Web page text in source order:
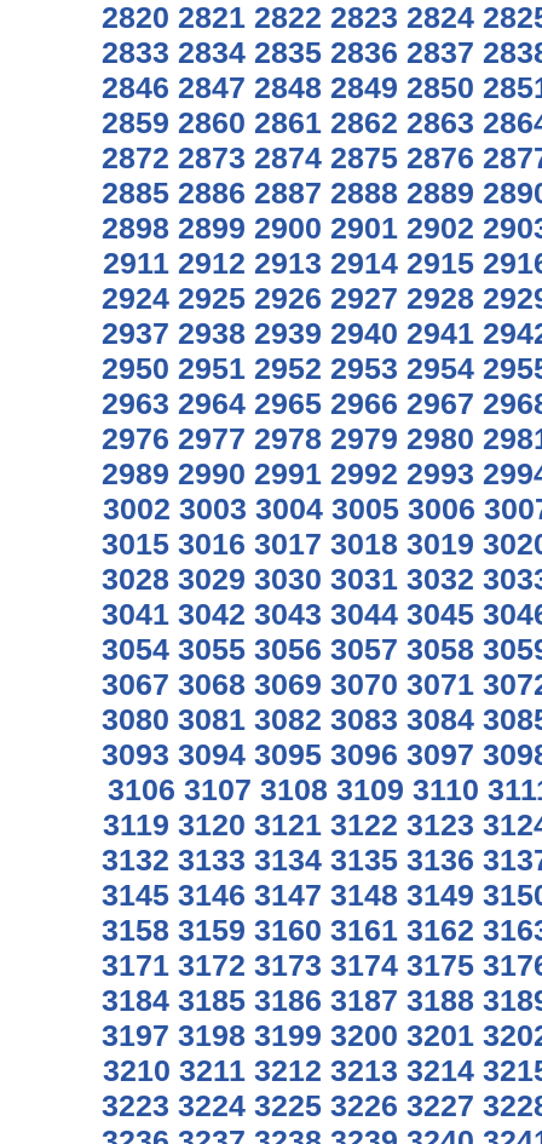
2820 2821 2822 2823 2824
2833 2834 2835 2836 2837
2846 2847 2848 2849 2850
2859 2860 2861 2862 2863
2872 2873 2874 2875 2876
2885 2886 2887 2888 2889
2898 2899 2900 2901 2902
2911 2912 2913 2914 2915
2924 2925 2926 2927 2928
2937 2938 2939 2940 2941
2950 2951 2952 2953 2954
2963 2964 2965 2966 2967
2976 2977 2978 2979 2980
2989 2990 2991 2992 2993
3002 3003 3004 3005 3006
3015 3016 3017 3018 3019
3028 3029 3030 3031 3032
3041 3042 3043 3044 3045
3054 3055 3056 3057 3058
3067 3068 3069 3070 3071
3080 3081 3082 3083 3084
3093 3094 3095 3096 3097
3106 3107 3108 3109 3110
3119 3120 3121 3122 3123
3132 3133 3134 3135 3136
3145 3146 3147 3148 3149
3158 3159 3160 3161 3162
3171 3172 3173 3174 3175
3184 3185 3186 3187 3188
3197 3198 3199 3200 3201
3210 3211 3212 3213 3214
3223 3224 3225 3226 3227